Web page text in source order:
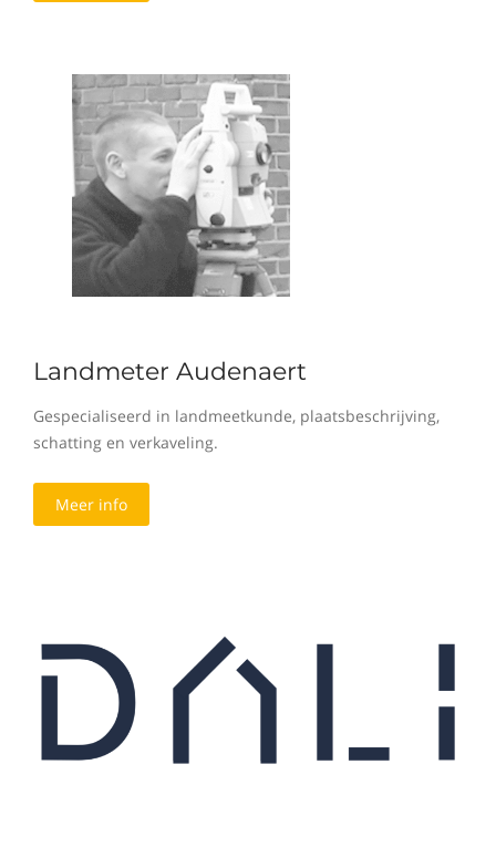
Landmeter Audenaert
Gespecialiseerd in landmeetkunde, plaatsbeschrijving,
schatting en verkaveling.
Meer info